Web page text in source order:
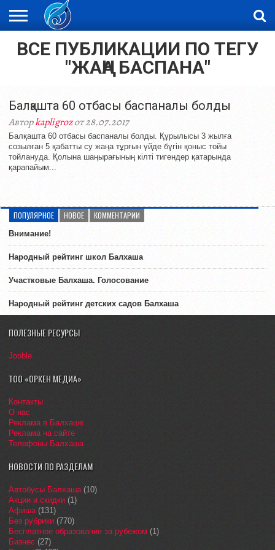
ЖАҢАЛЫҚТАР
НОВОСТИ
ВИДЕО
ФОТОРЕПОРТАЖИ
ОРКЕН
ВСЕ ПУБЛИКАЦИИ ПО ТЕГУ
"ЖАҢА БАСПАНА"
Балқашта 60 отбасы баспаналы болды
Авторkapligrozот 28.07.2017
Балқашта 60 отбасы баспаналы болды. Құрылысы 3 жылға
созылған 5 қабатты су жаңа тұрғын үйде бүгін қоныс тойы
тойлануда. Қолына шаңырағының кілті тигендер қатарында
қарапайым...
ПОПУЛЯРНОЕ НОВОЕ КОММЕНТАРИИ
Внимание!
Народный рейтинг школ Балхаша
Участковые Балхаша. Голосование
Народный рейтинг детских садов Балхаша
ПОЛЕЗНЫЕ РЕСУРСЫ
Jooble
ТОО «ОРКЕН МЕДИА»
Контакты
О нас
Реклама в Балхаше
Реклама на сайте
Телефоны Балхаша
НОВОСТИ ПО РАЗДЕЛАМ
Автобусы Балхаша(10)
Акции и скидки (1)
Афиша(131)
Без рубрики (770)
Бесплатное образование за рубежом (1)
Бизнес (27)